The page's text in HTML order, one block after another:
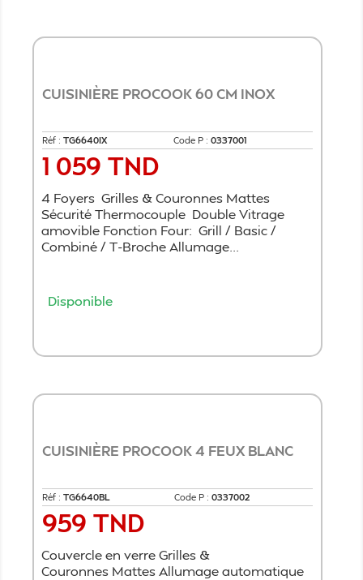
CUISINIÈRE PROCOOK 60 CM INOX
Réf : TG6640IX Code P : 0337001
Prix
1 059 TND
4 Foyers Grilles & Couronnes Mattes
Sécurité Thermocouple Double Vitrage
amovible Fonction Four: Grill / Basic /
Combiné / T-Broche Allumage...
Disponible
CUISINIÈRE PROCOOK 4 FEUX BLANC
Réf : TG6640BL Code P : 0337002
Prix
959 TND
Couvercle en verre Grilles &
Couronnes Mattes Allumage automatique